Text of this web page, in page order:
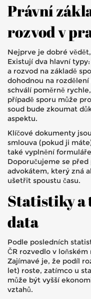
Právní
rozvod v
Nejprve je dobré
Existují dva hlavní
a rozvod na základě
dohodnou na
schválí poměrně
případě sporu může
soud bude zkoumat
aspektu.
Klíčové dokumenty
smlouva (pokud ji
také vyplnění
Doporučujeme se
advokátem, který zná
ušetřit spoustu času.
Statistiky a
data
Podle posledních
ČR rozvedlo v
Zajímavé je, že podíl
let) roste, zatímco u
může být vyšší
vztahů.